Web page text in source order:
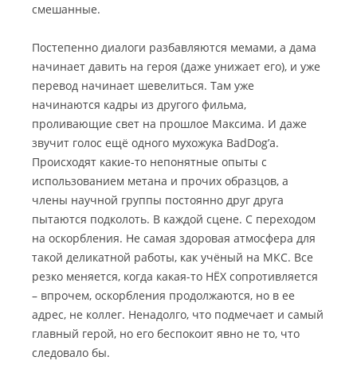
смешанные.
Постепенно диалоги разбавляются мемами, а дама
начинает давить на героя (даже унижает его), и уже
перевод начинает шевелиться. Там уже
начинаются кадры из другого фильма,
проливающие свет на прошлое Максима. И даже
звучит голос ещё одного мухожука BadDog’а.
Происходят какие-то непонятные опыты с
использованием метана и прочих образцов, а
члены научной группы постоянно друг друга
пытаются подколоть. В каждой сцене. С переходом
на оскорбления. Не самая здоровая атмосфера для
такой деликатной работы, как учёный на МКС. Все
резко меняется, когда какая-то НЁХ сопротивляется
– впрочем, оскорбления продолжаются, но в ее
адрес, не коллег. Ненадолго, что подмечает и самый
главный герой, но его беспокоит явно не то, что
следовало бы.